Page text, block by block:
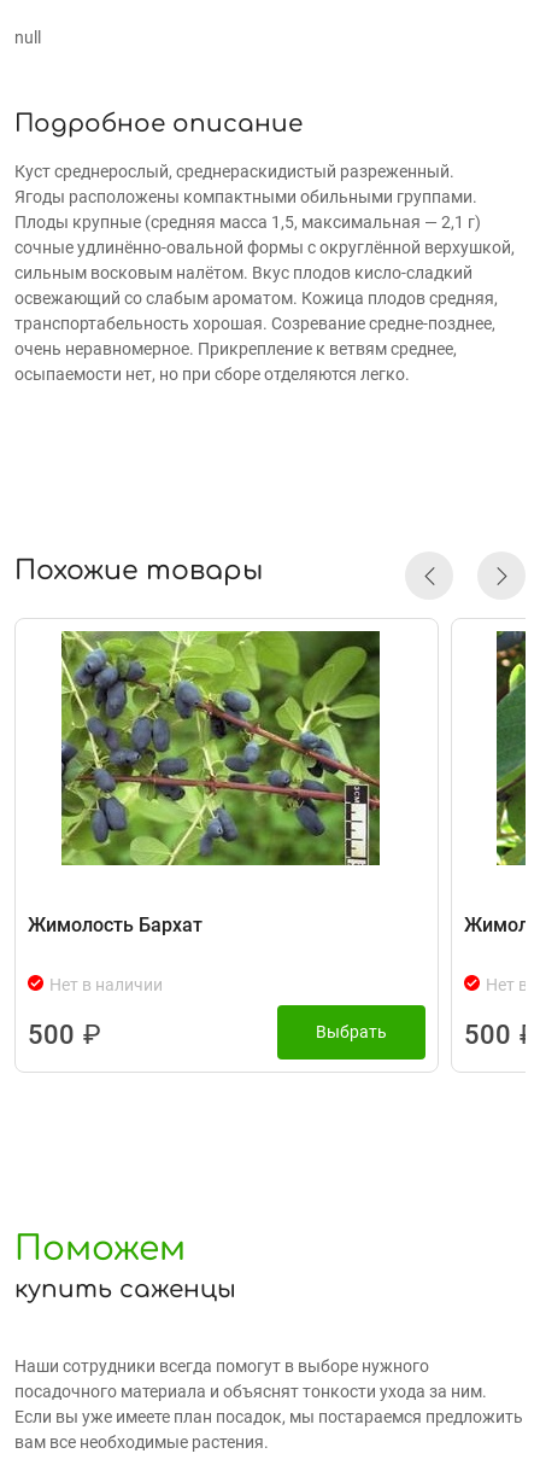
null
Подробное описание
Куст среднерослый, среднераскидистый разреженный.
Ягоды расположены компактными обильными группами.
Плоды крупные (средняя масса 1,5, максимальная — 2,1 г)
сочные удлинённо-овальной формы с округлённой верхушкой,
сильным восковым налётом. Вкус плодов кисло-сладкий
освежающий со слабым ароматом. Кожица плодов средняя,
транспортабельность хорошая. Созревание средне-позднее,
очень неравномерное. Прикрепление к ветвям среднее,
осыпаемости нет, но при сборе отделяются легко.
Похожие товары
Жимолость Бархат
Нет в наличии
500 ₽ Выбрать
Нет в
500 ₽
Поможем
купить саженцы
Наши сотрудники всегда помогут в выборе нужного
посадочного материала и объяснят тонкости ухода за ним.
Если вы уже имеете план посадок, мы постараемся предложить
вам все необходимые растения.